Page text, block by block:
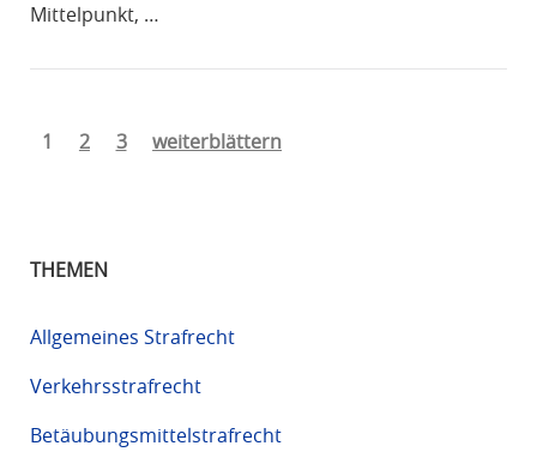
Mittelpunkt, …
1 2 3 weiterblättern
THEMEN
Allgemeines Strafrecht
Verkehrsstrafrecht
Betäubungsmittelstrafrecht